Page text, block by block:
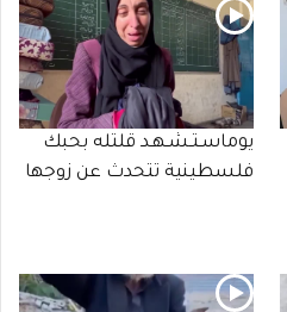
يوماسـتـشـهـد قلتله بحبك
فلسطينية تتحدث عن زوجها